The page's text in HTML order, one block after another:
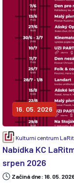
16. 05. 2026
Kulturní centrum
Nabídka KC
srpen 2026
Začiná dne: 16. 05.